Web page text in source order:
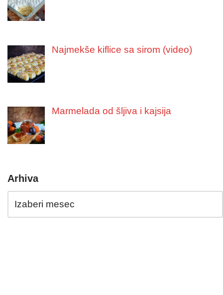
Najmekše kiflice sa sirom (video)
Marmelada od šljiva i kajsija
Arhiva